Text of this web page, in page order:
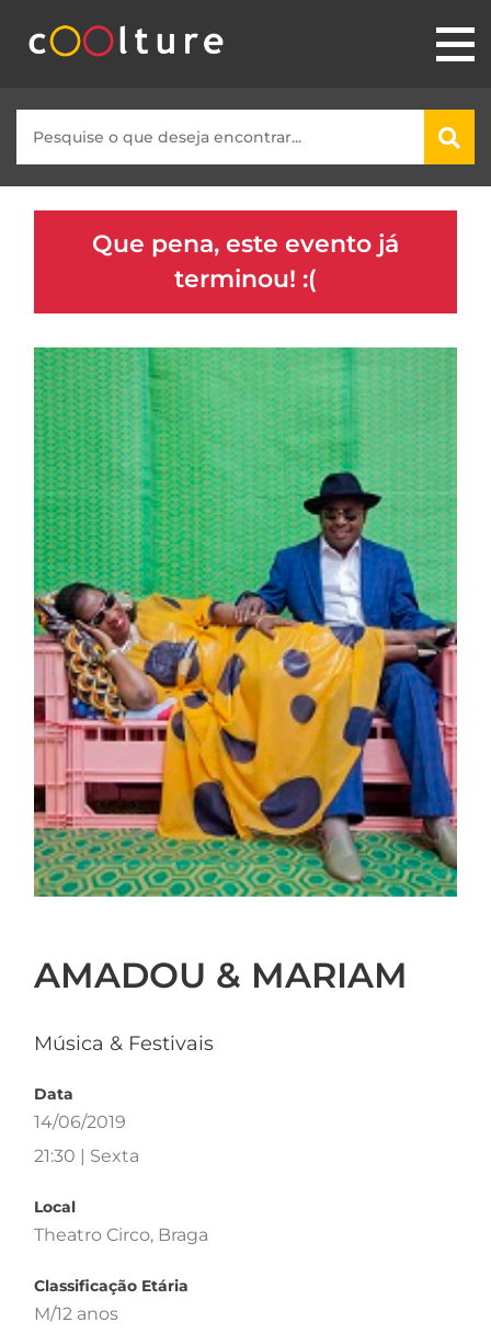
Que pena, este evento já
terminou! :(
AMADOU & MARIAM
Música & Festivais
Data
14/06/2019
21:30 | Sexta
Local
Theatro Circo, Braga
Classificação Etária
M/12 anos